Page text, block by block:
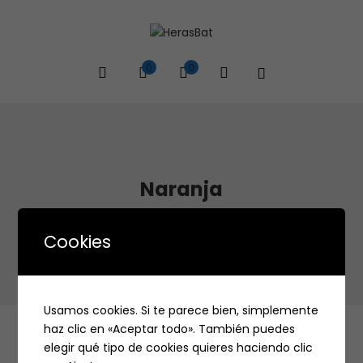
0 0
Naranja
Cookies
Usamos cookies. Si te parece bien, simplemente
haz clic en «Aceptar todo». También puedes
elegir qué tipo de cookies quieres haciendo clic